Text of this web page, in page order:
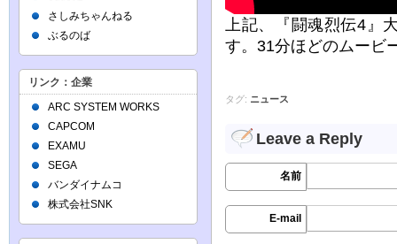
上記、『闘魂烈伝4』
す。31分ほどのムービ
タグ: ニュース
Leave a Reply
名前
E-mail
さしみちゃんねる
ぶるのば
リンク：企業
ARC SYSTEM WORKS
CAPCOM
EXAMU
SEGA
バンダイナムコ
株式会社SNK